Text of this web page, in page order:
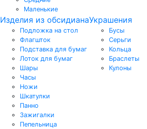
Маленькие
Изделия из обсидиана
Подложка на стол
Флагшток
Подставка для бумаг
Лоток для бумаг
Шары
Часы
Ножи
Шкатулки
Панно
Зажигалки
Пепельница
Украшения
Бусы
Серьги
Кольца
Браслеты
Кулоны